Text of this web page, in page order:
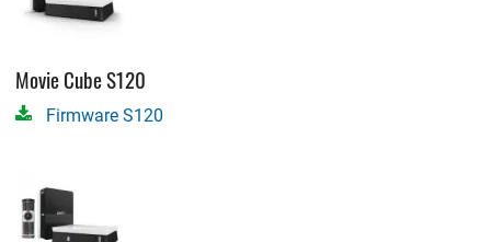
Movie Cube S120
Firmware S120